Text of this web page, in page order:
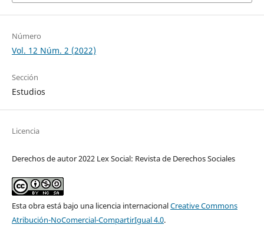
Número
Vol. 12 Núm. 2 (2022)
Sección
Estudios
Licencia
Derechos de autor 2022 Lex Social: Revista de Derechos Sociales
Esta obra está bajo una licencia internacionalCreative Commons
Atribución-NoComercial-CompartirIgual 4.0.